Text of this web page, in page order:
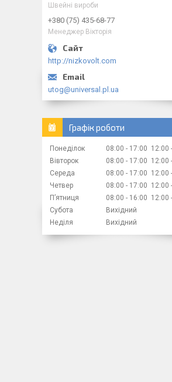
Швейні вироби
+380 (75) 435-68-77
Менеджер Вікторія
http://nizkovolt.com
utog@universal.pl.ua
Графік роботи
Понеділок 08:00 17:00 12:00
Вівторок
08:00 17:00 12:00
Середа
08:00 17:00 12:00
Четвер
08:00 17:00 12:00
Пʼятниця
08:00 16:00 12:00
Субота
Вихідний
Неділя
Вихідний